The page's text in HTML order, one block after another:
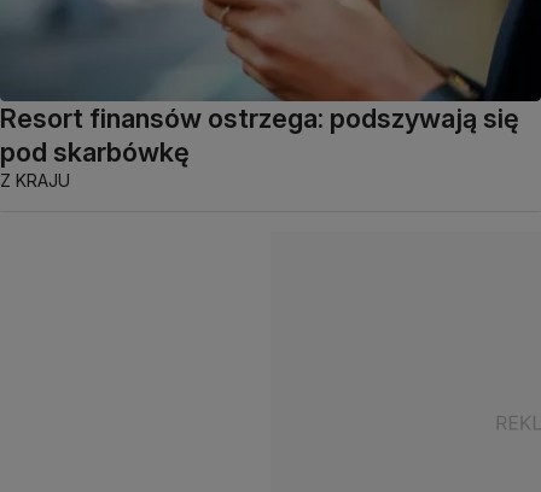
Resort finansów ostrzega: podszywają się
pod skarbówkę
Z KRAJU